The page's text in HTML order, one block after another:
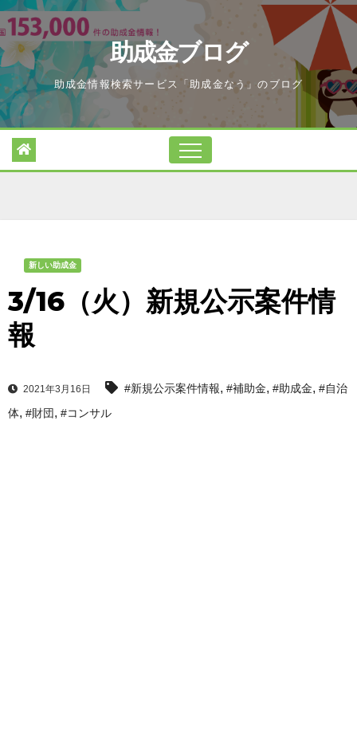
Skip
to
content
助成金ブログ
助成金情報検索サービス「助成金なう」のブログ
新しい助成金
3/16（火）新規公示案件情
報
2021年3月16日 #新規公示案件情報, #補助金, #助成金, #自治
体, #財団, #コンサル